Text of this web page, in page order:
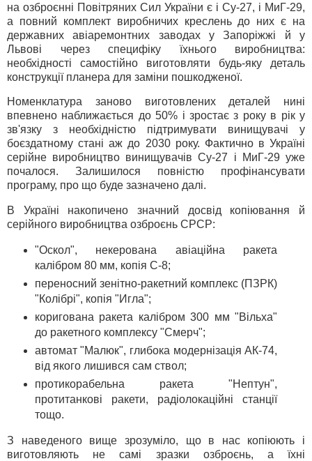
на озброєнні Повітряних Сил України є і Су-27, і МиГ-29,
а повний комплект виробничих креслень до них є на
державних авіаремонтних заводах у Запоріжжі й у
Львові через специфіку їхнього виробництва:
необхідності самостійно виготовляти будь-яку деталь
конструкції планера для заміни пошкодженої.
Номенклатура заново виготовлених деталей нині
впевнено наближається до 50% і зростає з року в рік у
зв'язку з необхідністю підтримувати винищувачі у
боєздатному стані аж до 2030 року. Фактично в Україні
серійне виробництво винищувачів Су-27 і МиГ-29 уже
почалося. Залишилося повністю профінансувати
програму, про що буде зазначено далі.
В Україні накопичено значний досвід копіювання й
серійного виробництва озброєнь СРСР:
"Оскол", некерована авіаційна ракета
калібром 80 мм, копія С-8;
переносний зенітно-ракетний комплекс (ПЗРК)
"Колібрі", копія "Игла";
коригована ракета калібром 300 мм "Вільха"
до ракетного комплексу "Смерч";
автомат "Малюк", глибока модернізація АК-74,
від якого лишився сам ствол;
протикорабельна ракета "Нептун",
протитанкові ракети, радіолокаційні станції
тощо.
З наведеного вище зрозуміло, що в нас копіюють і
виготовляють не самі зразки озброєнь, а їхні